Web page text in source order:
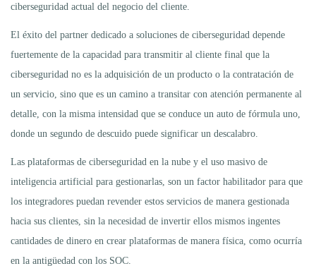
ciberseguridad actual del negocio del cliente.
El éxito del partner dedicado a soluciones de ciberseguridad depende
fuertemente de la capacidad para transmitir al cliente final que la
ciberseguridad no es la adquisición de un producto o la contratación de
un servicio, sino que es un camino a transitar con atención permanente al
detalle, con la misma intensidad que se conduce un auto de fórmula uno,
donde un segundo de descuido puede significar un descalabro.
Las plataformas de ciberseguridad en la nube y el uso masivo de
inteligencia artificial para gestionarlas, son un factor habilitador para que
los integradores puedan revender estos servicios de manera gestionada
hacia sus clientes, sin la necesidad de invertir ellos mismos ingentes
cantidades de dinero en crear plataformas de manera física, como ocurría
en la antigüedad con los SOC.